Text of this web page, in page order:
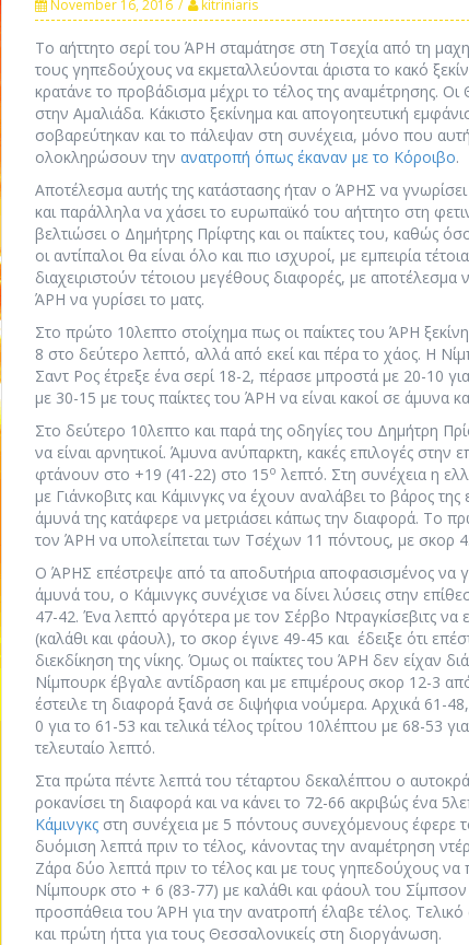
November 16, 2016 kitriniaris
Το αήττητο σερί του ΆΡΗ σταμάτησε στη Τσεχία από τη
τους γηπεδούχους να εκμεταλλεύονται άριστα το κακό
κρατάνε το προβάδισμα μέχρι το τέλος της αναμέτρησης. Οι
στην Αμαλιάδα. Κάκιστο ξεκίνημα και απογοητευτική
σοβαρεύτηκαν και το πάλεψαν στη συνέχεια, μόνο που
ολοκληρώσουν την ανατροπή όπως έκαναν με το Κόροιβο.
Αποτέλεσμα αυτής της κατάστασης ήταν ο ΆΡΗΣ να
και παράλληλα να χάσει το ευρωπαϊκό του αήττητο στη
βελτιώσει ο Δημήτρης Πρίφτης και οι παίκτες του, καθώς
οι αντίπαλοι θα είναι όλο και πιο ισχυροί, με εμπειρία
διαχειριστούν τέτοιου μεγέθους διαφορές, με αποτέλεσμα
ΆΡΗ να γυρίσει το ματς.
Στο πρώτο 10λεπτο στοίχημα πως οι παίκτες του ΆΡΗ
8 στο δεύτερο λεπτό, αλλά από εκεί και πέρα το χάος. Η
Σαντ Ρος έτρεξε ένα σερί 18-2, πέρασε μπροστά με 20-10
με 30-15 με τους παίκτες του ΆΡΗ να είναι κακοί σε άμυνα
Στο δεύτερο 10λεπτο και παρά της οδηγίες του Δημήτρη
να είναι αρνητικοί. Άμυνα ανύπαρκτη, κακές επιλογές στην
φτάνουν στο +19 (41-22) στο 15ο λεπτό. Στη συνέχεια η
με Γιάνκοβιτς και Κάμινγκς να έχουν αναλάβει το βάρος της
άμυνά της κατάφερε να μετριάσει κάπως την διαφορά. Το
τον ΆΡΗ να υπολείπεται των Τσέχων 11 πόντους, με σκορ
Ο ΆΡΗΣ επέστρεψε από τα αποδυτήρια αποφασισμένος να
άμυνά του, ο Κάμινγκς συνέχισε να δίνει λύσεις στην
47-42. Ένα λεπτό αργότερα με τον Σέρβο Ντραγκίσεβιτς να
(καλάθι και φάουλ), το σκορ έγινε 49-45 και έδειξε ότι
διεκδίκηση της νίκης. Όμως οι παίκτες του ΆΡΗ δεν είχαν
Νίμπουρκ έβγαλε αντίδραση και με επιμέρους σκορ 12-3
έστειλε τη διαφορά ξανά σε διψήφια νούμερα. Αρχικά 61-
0 για το 61-53 και τελικά τέλος τρίτου 10λέπτου με 68-53
τελευταίο λεπτό.
Στα πρώτα πέντε λεπτά του τέταρτου δεκαλέπτου ο
ροκανίσει τη διαφορά και να κάνει το 72-66 ακριβώς ένα
Κάμινγκς στη συνέχεια με 5 πόντους συνεχόμενους έφερε
δυόμιση λεπτά πριν το τέλος, κάνοντας την αναμέτρηση
Ζάρα δύο λεπτά πριν το τέλος και με τους γηπεδούχους
Νίμπουρκ στο + 6 (83-77) με καλάθι και φάουλ του
προσπάθεια του ΆΡΗ για την ανατροπή έλαβε τέλος.
και πρώτη ήττα για τους Θεσσαλονικείς στη διοργάνωση.